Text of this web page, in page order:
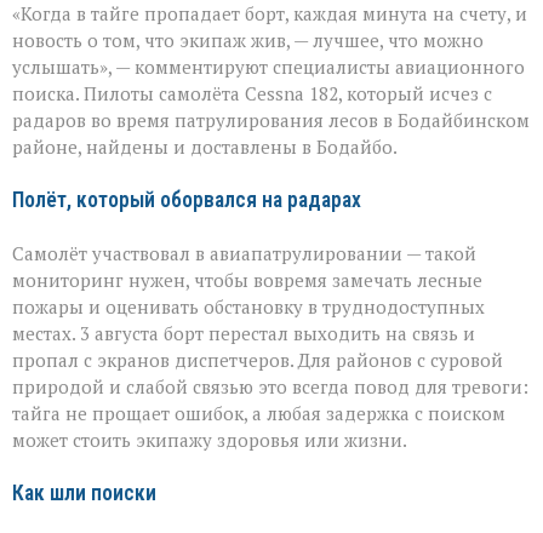
на
земле — это
главное»:
найдены
пилоты
пропавшего
самолёта
«Когда в тайге пропадает борт, каждая минута на счету, и
новость о том, что экипаж жив, — лучшее, что можно
услышать», — комментируют специалисты авиационного
поиска. Пилоты самолёта Cessna 182, который исчез с
радаров во время патрулирования лесов в Бодайбинском
районе, найдены и доставлены в Бодайбо.
Полёт, который оборвался на радарах
Самолёт участвовал в авиапатрулировании — такой
мониторинг нужен, чтобы вовремя замечать лесные
пожары и оценивать обстановку в труднодоступных
местах. 3 августа борт перестал выходить на связь и
пропал с экранов диспетчеров. Для районов с суровой
природой и слабой связью это всегда повод для тревоги:
тайга не прощает ошибок, а любая задержка с поиском
может стоить экипажу здоровья или жизни.
Как шли поиски